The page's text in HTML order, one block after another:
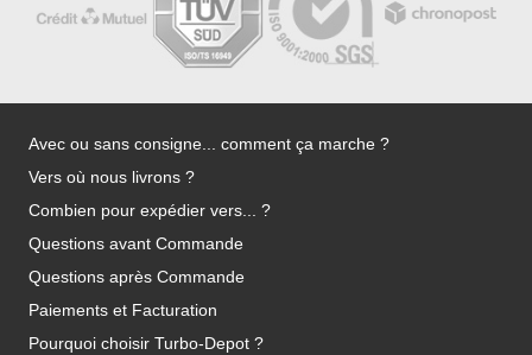
Avec ou sans consigne... comment ça marche ?
Vers où nous livrons ?
Combien pour expédier vers... ?
Questions avant Commande
Questions après Commande
Paiements et Facturation
Pourquoi choisir Turbo-Depot ?